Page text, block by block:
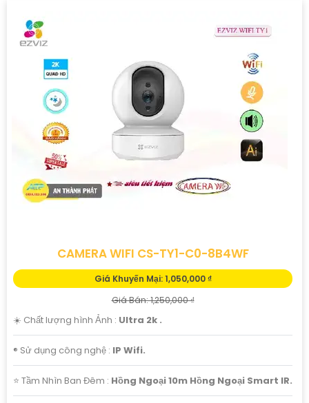
CAMERA WIFI CS-TY1-C0-8B4WF
Giá Khuyến Mại: 1,050,000 ₫
Giá Bán: 1,250,000 ₫
☀️ Chất lượng hình Ảnh : Ultra 2k .
®️ Sử dụng công nghệ : IP Wifi.
⭐ Tầm Nhìn Ban Đêm : Hồng Ngoại 10m Hồng Ngoại Smart IR.